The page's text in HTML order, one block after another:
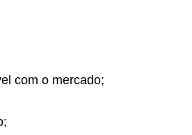
com o mercado;